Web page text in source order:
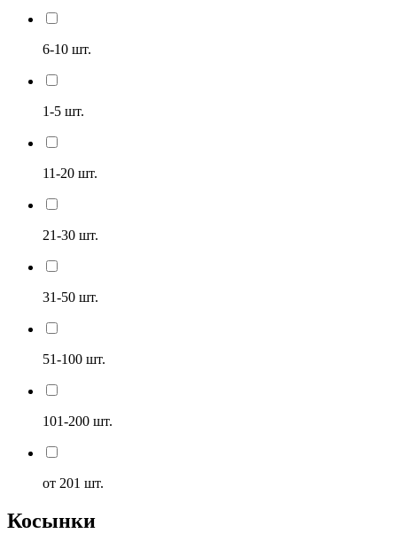
6-10 шт.
1-5 шт.
11-20 шт.
21-30 шт.
31-50 шт.
51-100 шт.
101-200 шт.
от 201 шт.
Косынки